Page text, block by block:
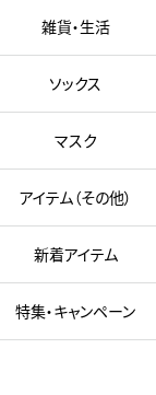
雑貨・生活
ソックス
マスク
アイテム（その他）
新着アイテム
特集・キャンペーン